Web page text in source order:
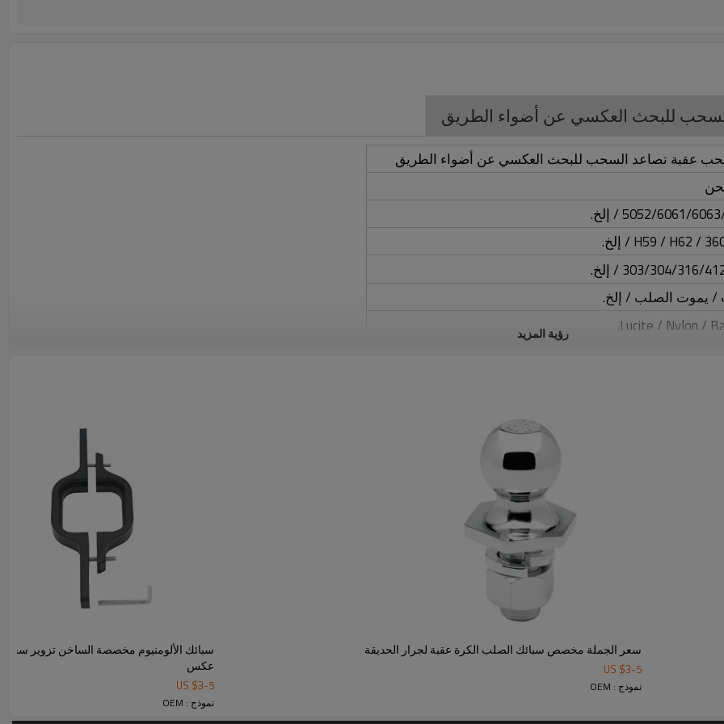
السحب للبحث العكسي عن أضواء الطريق
سحب عقبة تصاعد السحب للبحث العكسي عن أضواء الطريق
/ يموت الصلب / إلخ.
المعادن بلاستيكيًا فوق درجة حرارة التبلور ، مما يسمح للمادة بالاحتفاظ بشكلها المشوه أثناء تبريدها. يتم تحقيق تزوير
من الآلات المماثلة التي تستخدم لضغط المعدن المسخن في شكل الجزء المطلوب. غالبًا ما يتم تحقيق ذلك باستخدام قالب
لتتناسب مع تصميمات جزء العميل. نظرًا لأن المعدن الساخن أكثر مرونة ، تسمح هذه العملية بأشكال أكثر تعقيدًا من
ممكنة.
https://www.zhmachining.com/products2097383/Hot-Forging-Parts.htm
رؤية المزيد
سعر الجملة مخصص سبائك الصلب الكرة عقبة لجرار الحديقة
US $3-5
نموذج : OEM
سبائك الألومنيوم مخصصة الساخن تزوير
عكس
US $3-5
نموذج : OEM